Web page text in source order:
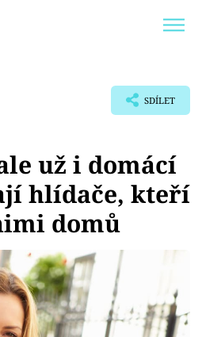
SDÍLET
už i domácí
hlídače, kteří
domů